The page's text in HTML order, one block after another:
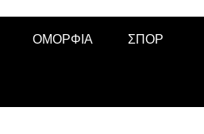
ΟΜΟΡΦΙΑ ΣΠΟΡ